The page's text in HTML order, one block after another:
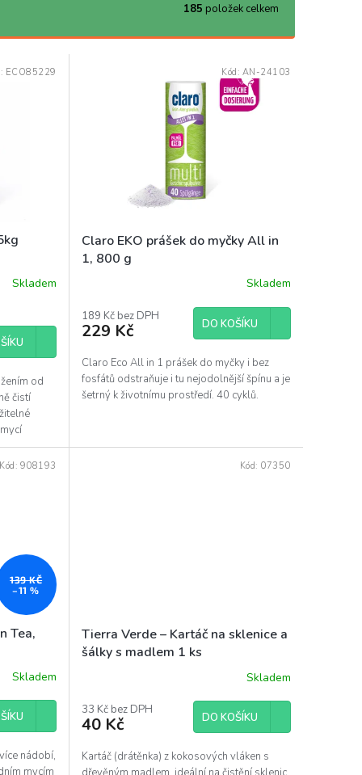
185 položek celkem
Skladem
od
čistí
ECO85229
Claro EKO prášek do myčky All in
1, 800 g
Skladem
189 Kč bez DPH
229 Kč DO KOŠÍKU
Claro Eco All in 1 prášek do myčky i bez
fosfátů odstraňuje i tu nejodolnější špínu a je
šetrný k životnímu prostředí. 40 cyklů.
Kód: AN-24103
139 KČ
–11 %
Tea,
Skladem
nádobí,
Kód: 908193
Tierra Verde – Kartáč na sklenice a
šálky s madlem 1 ks
produktu
je
z
5
Skladem
33 Kč bez DPH
40 Kč DO KOŠÍKU
Kartáč (drátěnka) z kokosových vláken s
Kód: 07350